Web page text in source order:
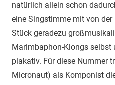
natürlich allein schon
eine Singstimme mit von
Stück geradezu
Marimbaphon-Klongs
plakativ. Für diese Nummer
Micronaut) als Komponist